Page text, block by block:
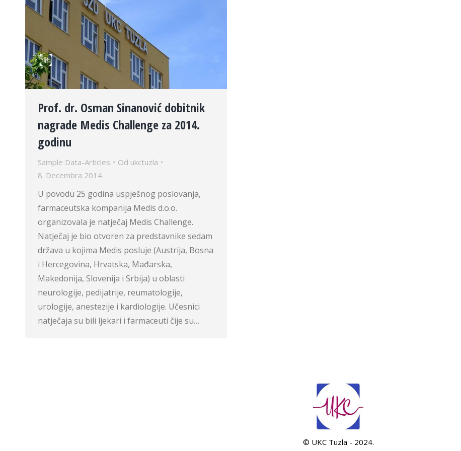
Prof. dr. Osman Sinanović dobitnik
nagrade Medis Challenge za 2014.
godinu
Sample Data-Articles Od ukctuzla
8. Decembra 2014.
U povodu 25 godina uspješnog poslovanja,
farmaceutska kompanija Medis d.o.o.
organizovala je natječaj Medis Challenge.
Natječaj je bio otvoren za predstavnike sedam
država u kojima Medis posluje (Austrija, Bosna
i Hercegovina, Hrvatska, Mađarska,
Makedonija, Slovenija i Srbija) u oblasti
neurologije, pedijatrije, reumatologije,
urologije, anestezije i kardiologije. Učesnici
natječaja su bili ljekari i farmaceuti čije su…
© UKC Tuzla - 2024.